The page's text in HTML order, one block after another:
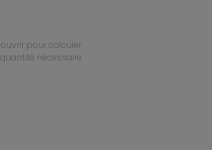
pour calculer
nécessaire